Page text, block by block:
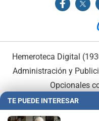
Hemeroteca Digital
Administración y
Opcionales
TE PUEDE INTERESAR